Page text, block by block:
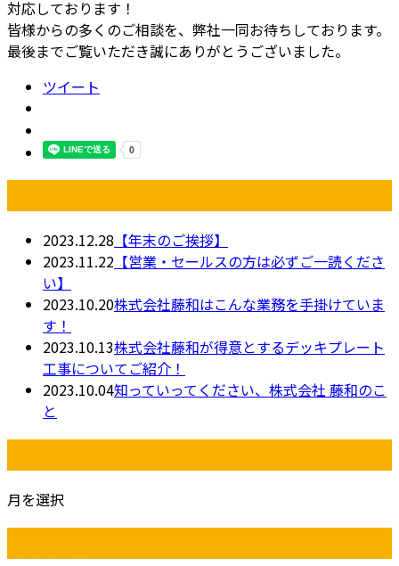
対応しております！
皆様からの多くのご相談を、弊社一同お待ちしております。
最後までご覧いただき誠にありがとうございました。
ツイート
2023.12.28 【年末のご挨拶】
2023.11.22 【営業・セールスの方は必ずご一読くださ
い】
2023.10.20株式会社藤和はこんな業務を手掛けていま
す！
2023.10.13株式会社藤和が得意とするデッキプレート
工事についてご紹介！
2023.10.04知っていってください、株式会社 藤和のこ
と
月を選択